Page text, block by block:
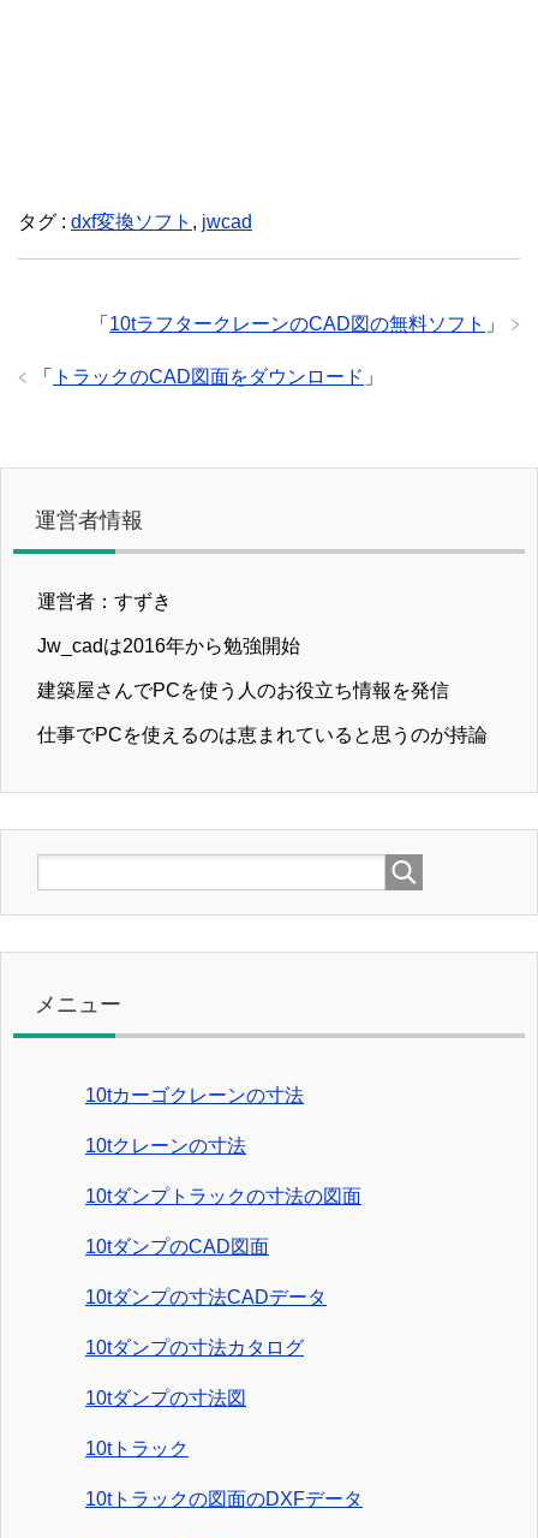
タグ : dxf変換ソフト , jwcad
「 10tラフタークレーンのCAD図の無料ソフト 」
「 トラックのCAD図面をダウンロード 」
運営者情報
運営者：すずき
Jw_cadは2016年から勉強開始
建築屋さんでPCを使う人のお役立ち情報を発信
仕事でPCを使えるのは恵まれていると思うのが持論
メニュー
10tカーゴクレーンの寸法
10tクレーンの寸法
10tダンプトラックの寸法の図面
10tダンプのCAD図面
10tダンプの寸法CADデータ
10tダンプの寸法カタログ
10tダンプの寸法図
10tトラック
10tトラックの図面のDXFデータ